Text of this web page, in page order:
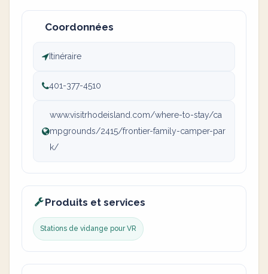
Coordonnées
Itinéraire
401-377-4510
www.visitrhodeisland.com/where-to-stay/ca
mpgrounds/2415/frontier-family-camper-par
k/
Produits et services
Stations de vidange pour VR